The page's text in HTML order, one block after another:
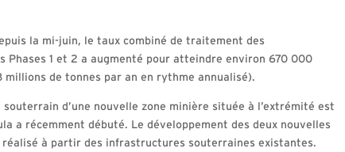
la mi-juin, le taux combiné de traitement des
Phases 1 et 2 a augmenté pour atteindre environ 670 000
millions de tonnes par an en rythme annualisé).
souterrain d’une nouvelle zone minière située à l’extrémité est
a récemment débuté. Le développement des deux nouvelles
réalisé à partir des infrastructures souterraines existantes.